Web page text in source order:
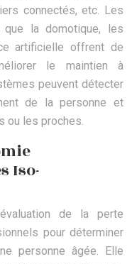
connectés, etc. Les
que la domotique, les
artificielle offrent de
le maintien à
peuvent détecter
de la personne et
ou les proches.
Iso-
de la perte
pour déterminer
personne âgée. Elle